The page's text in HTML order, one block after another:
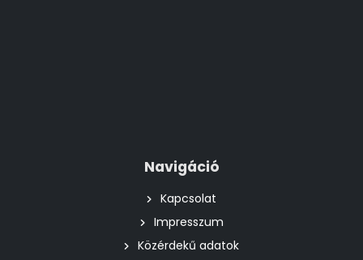
Navigáció
Kapcsolat
Impresszum
Közérdekű adatok